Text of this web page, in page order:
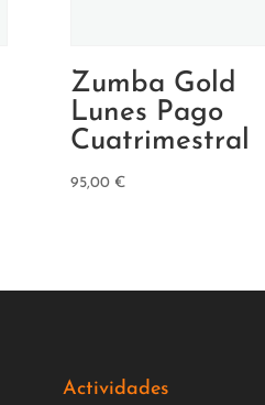
Zumba Gold
Lunes Pago
Cuatrimestral
95,00 €
Actividades